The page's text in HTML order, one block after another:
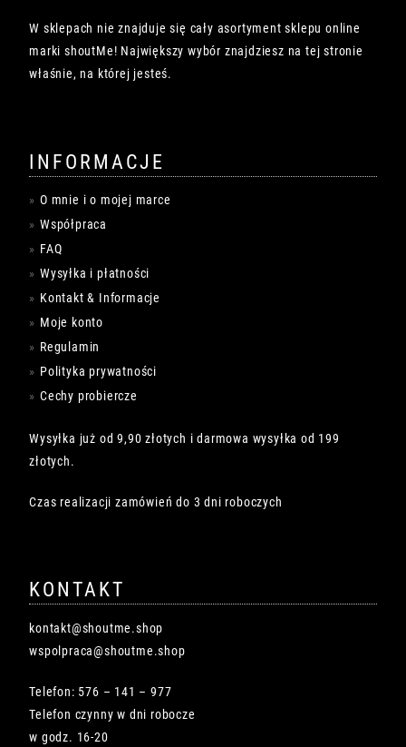
W sklepach nie znajduje się cały asortyment sklepu online
marki shoutMe! Największy wybór znajdziesz na tej stronie
właśnie, na której jesteś.
INFORMACJE
O mnie i o mojej marce
Współpraca
FAQ
Wysyłka i płatności
Kontakt & Informacje
Moje konto
Regulamin
Polityka prywatności
Cechy probiercze
Wysyłka już od 9,90 złotych i darmowa wysyłka od 199
złotych.
Czas realizacji zamówień do 3 dni roboczych
KONTAKT
kontakt@shoutme.shop
wspolpraca@shoutme.shop
Telefon: 576 – 141 – 977
Telefon czynny w dni robocze
w godz. 16-20